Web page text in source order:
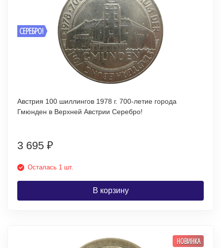
СЕРЕБРО!
Австрия 100 шиллингов 1978 г. 700-летие города
Гмюнден в Верхней Австрии Серебро!
3 695 ₽
Осталась 1 шт.
В корзину
НОВИНКА